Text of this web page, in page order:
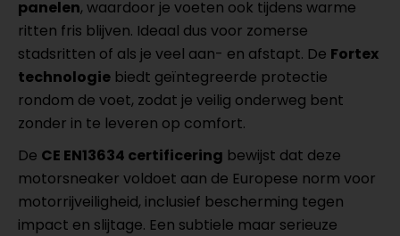
panelen, waardoor je voeten ook tijdens warme
ritten fris blijven. Ideaal dus voor zomerse
stadsritten of als je veel aan- en afstapt. De Fortex
technologie biedt geïntegreerde protectie
rondom de voet, zodat je veilig onderweg bent
zonder in te leveren op comfort.
De CE EN13634 certificering bewijst dat deze
motorsneaker voldoet aan de Europese norm voor
motorrijveiligheid, inclusief bescherming tegen
impact en slijtage. Een subtiele maar serieuze